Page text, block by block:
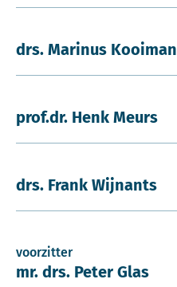
drs. Marinus Kooiman
prof.dr. Henk Meurs
drs. Frank Wijnants
voorzitter
mr. drs. Peter Glas